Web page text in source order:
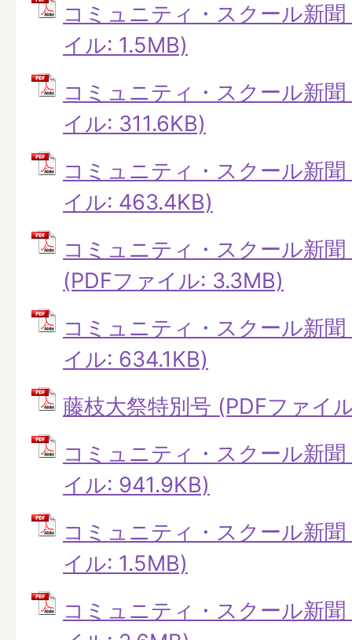
コミュニティ・スクール新
イル: 1.5MB)
コミュニティ・スクール新
イル: 311.6KB)
コミュニティ・スクール新
イル: 463.4KB)
コミュニティ・スクール新
(PDFファイル: 3.3MB)
コミュニティ・スクール新
イル: 634.1KB)
藤枝大祭特別号 (PDFファイ
コミュニティ・スクール新
イル: 941.9KB)
コミュニティ・スクール新
イル: 1.5MB)
コミュニティ・スクール新